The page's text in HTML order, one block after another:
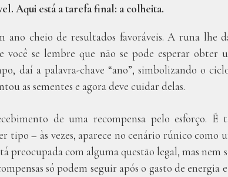
Aqui está a tarefa final: a colheita.
ano cheio de resultados favoráveis. A runa lhe
você se lembre que não se pode esperar obter
daí a palavra-chave “ano”, simbolizando o
as sementes e agora deve cuidar delas.
de uma recompensa pelo esforço.
tipo – às vezes, aparece no cenário rúnico como
preocupada com alguma questão legal, mas
só podem seguir após o gasto de energia